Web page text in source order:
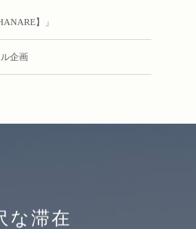
】」
企画
な滞在